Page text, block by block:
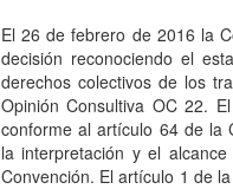
El 26 de febrero de 2016 la
decisión reconociendo el
derechos colectivos de los
Opinión Consultiva OC 22.
conforme al artículo 64 de la
la interpretación y el
Convención. El artículo 1 de